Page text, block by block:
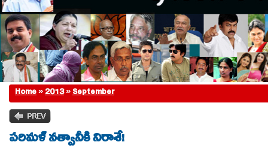
Home»2013»September
పరిమళ్ నత్వానీకి నిరాశే!